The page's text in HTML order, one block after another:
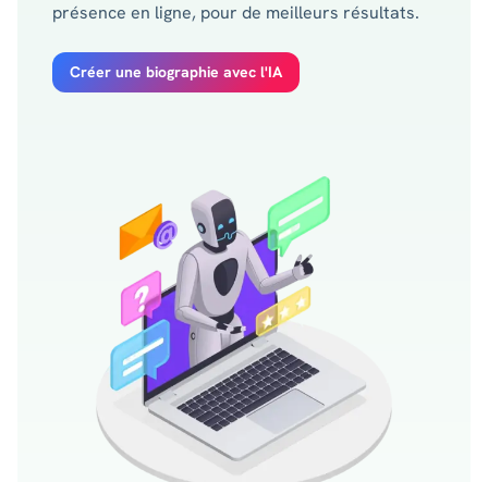
présence en ligne, pour de meilleurs résultats.
Créer une biographie avec l'IA